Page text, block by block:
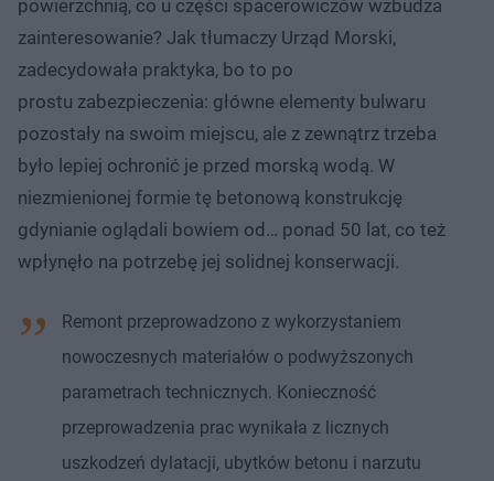
powierzchnią, co u części spacerowiczów wzbudza
zainteresowanie? Jak tłumaczy Urząd Morski,
zadecydowała praktyka, bo to po
prostu zabezpieczenia: główne elementy bulwaru
pozostały na swoim miejscu, ale z zewnątrz trzeba
było lepiej ochronić je przed morską wodą. W
niezmienionej formie tę betonową konstrukcję
gdynianie oglądali bowiem od… ponad 50 lat, co też
wpłynęło na potrzebę jej solidnej konserwacji.
Remont przeprowadzono z wykorzystaniem
nowoczesnych materiałów o podwyższonych
parametrach technicznych. Konieczność
przeprowadzenia prac wynikała z licznych
uszkodzeń dylatacji, ubytków betonu i narzutu